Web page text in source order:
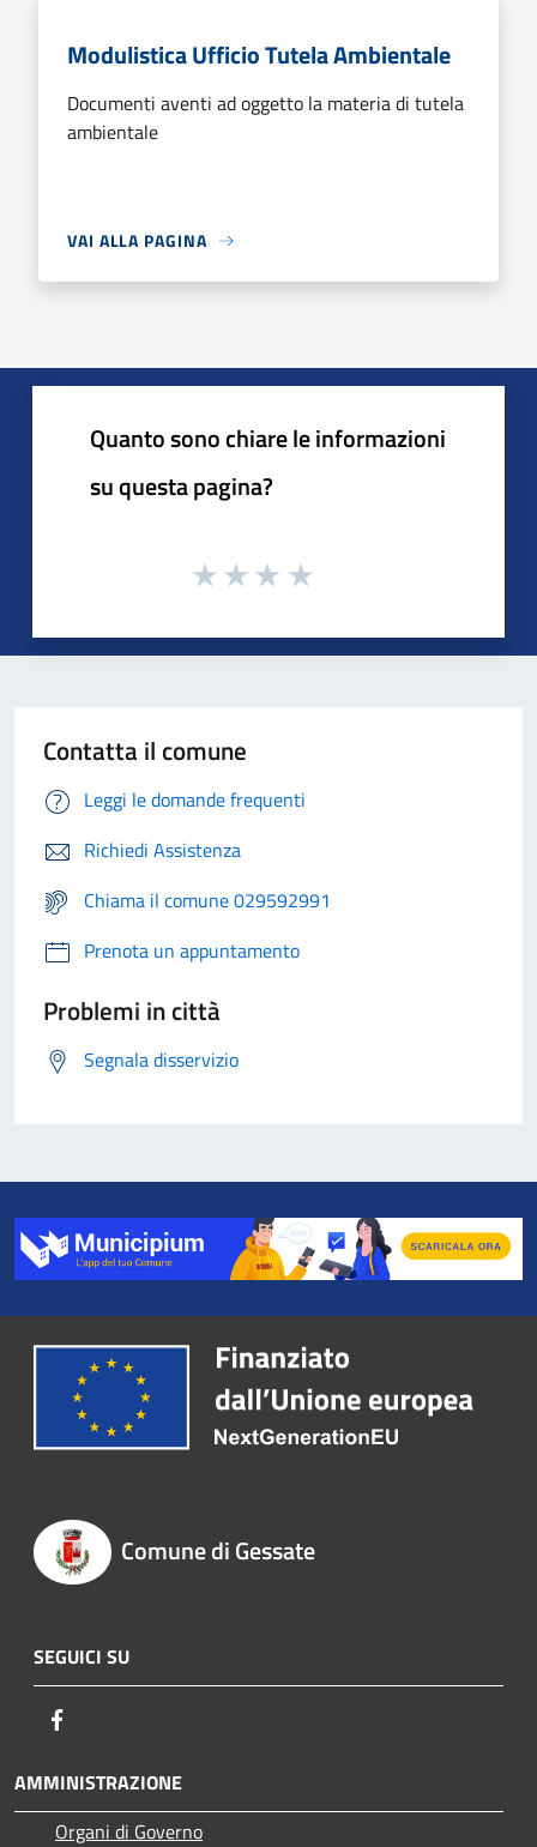
Modulistica Ufficio Tutela Ambientale
Documenti aventi ad oggetto la materia di tutela
ambientale
VAI ALLA PAGINA
Quanto sono chiare le informazioni
su questa pagina?
Contatta il comune
Leggi le domande frequenti
Richiedi Assistenza
Chiama il comune 029592991
Prenota un appuntamento
Problemi in città
Segnala disservizio
Comune di Gessate
SEGUICI SU
AMMINISTRAZIONE
Organi di Governo